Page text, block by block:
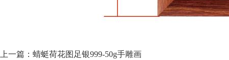
上一篇： 蜻蜓荷花图足银999-50g手雕画